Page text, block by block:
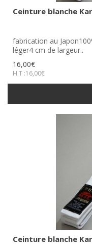
Ceinture blanche
fabrication au
léger4 cm de largeur..
16,00€
H.T :16,00€
Ceinture blanche